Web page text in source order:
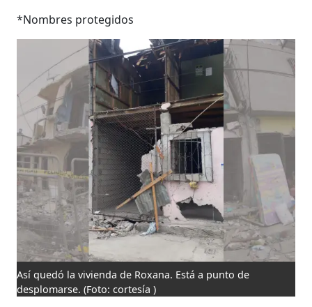
*Nombres protegidos
Así quedó la vivienda de Roxana. Está a punto de
desplomarse. (Foto: cortesía )